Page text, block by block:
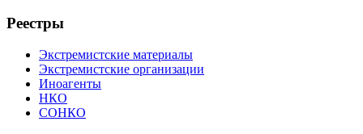
Реестры
Экстремистские материалы
Экстремистские организации
Иноагенты
НКО
СОНКО